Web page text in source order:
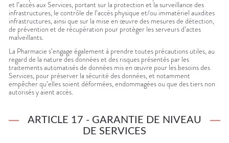
et l’accès aux Services, portant sur la protection et la surveillance des
infrastructures, le contrôle de l’accès physique et/ou immatériel auxdites
infrastructures, ainsi que sur la mise en œuvre des mesures de détection,
de prévention et de récupération pour protéger les serveurs d’actes
malveillants.
La Pharmacie s’engage également à prendre toutes précautions utiles, au
regard de la nature des données et des risques présentés par les
traitements automatisés de données mis en œuvre pour les besoins des
Services, pour préserver la sécurité des données, et notamment
empêcher qu’elles soient déformées, endommagées ou que des tiers non
autorisés y aient accès.
ARTICLE 17 - GARANTIE DE NIVEAU
DE SERVICES